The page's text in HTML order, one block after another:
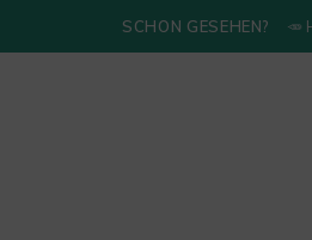
SCHON GESEHEN? 🥕